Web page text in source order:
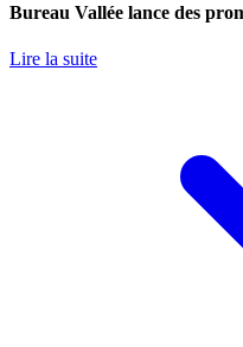
Bureau Vallée lance des
Lire la suite